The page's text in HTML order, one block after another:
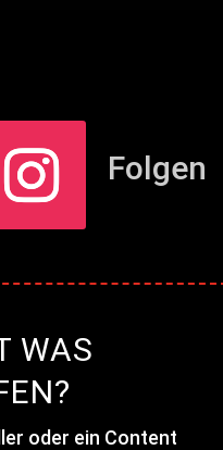
Folgen
WAS
oder ein Content